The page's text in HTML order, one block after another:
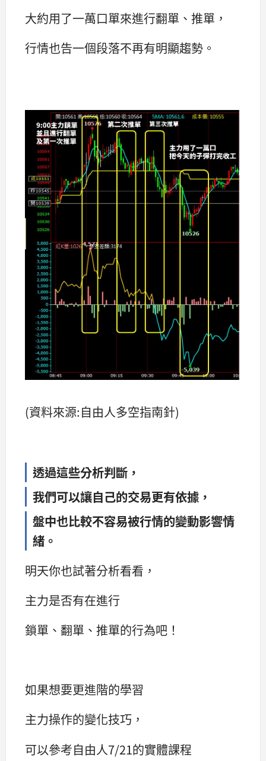
大約用了一萬口單來進行翻單、推單，
行情也告一個段落不再有明顯趨勢。
(資料來源:自由人多空指南針)
透過這些分析判斷，
我們可以讓自己的交易更有依據，
盤中也比較不容易被行情的變動影響情
緒。
明天你也試著分析看看，
主力是否有在進行
鎖單、翻單、推單的行為吧！
如果想要更進階的學習
主力操作的變化技巧，
可以參考自由人7/21的實體課程